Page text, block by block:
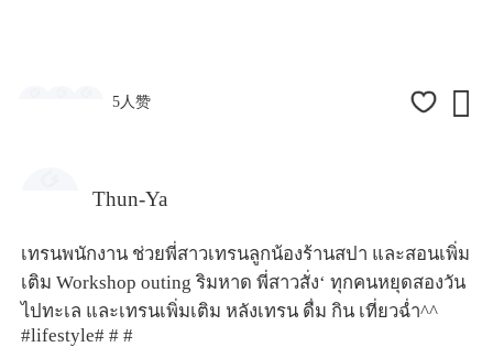
5人赞 
Thun-Ya
เทรนพนักงาน ช่วยพี่สาวเทรนลูกน้องร้านสปา และสอนเพิ่ม
เติม Workshop outing ริมหาด พี่สาวสั่ง‘ ทุกคนหยุดสองวัน
ไปทะเล และเทรนเพิ่มเติม หลังเทรน ดื่ม กิน เที่ยวฉ่ำ^^
#lifestyle# # #